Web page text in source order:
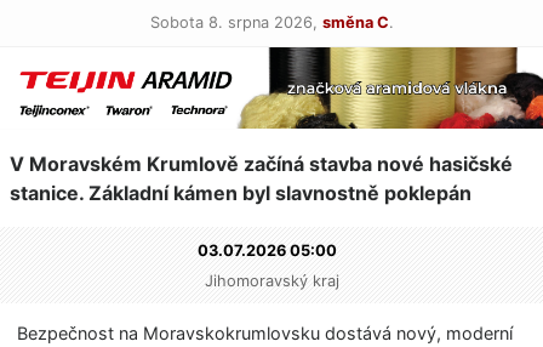
Sobota 8. srpna 2026, směna C.
V Moravském Krumlově začíná stavba nové hasičské
stanice. Základní kámen byl slavnostně poklepán
03.07.2026 05:00
Jihomoravský kraj
Bezpečnost na Moravskokrumlovsku dostává nový, moderní